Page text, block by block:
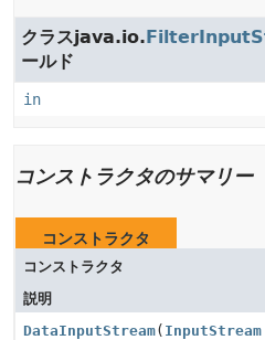
クラスjava.io.
ールド
in
コンストラクタのサマリー
コンストラクタ
コンストラクタ
説明
DataInputStream( InputStream